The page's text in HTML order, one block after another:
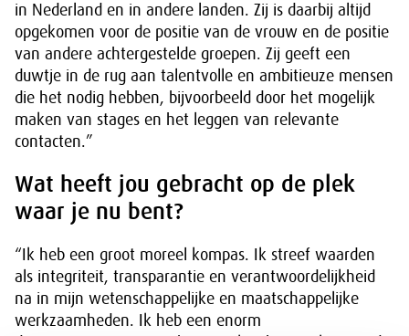
in Nederland en in andere landen. Zij is daarbij altijd
opgekomen voor de positie van de vrouw en de positie
van andere achtergestelde groepen. Zij geeft een
duwtje in de rug aan talentvolle en ambitieuze mensen
die het nodig hebben, bijvoorbeeld door het mogelijk
maken van stages en het leggen van relevante
contacten.”
Wat heeft jou gebracht op de plek
waar je nu bent?
“Ik heb een groot moreel kompas. Ik streef waarden
als integriteit, transparantie en verantwoordelijkheid
na in mijn wetenschappelijke en maatschappelijke
werkzaamheden. Ik heb een enorm